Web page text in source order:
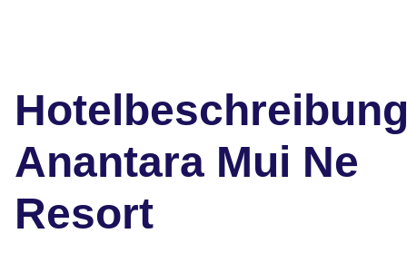
Anantara Mui Ne
Resort